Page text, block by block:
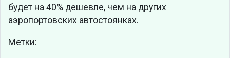
будет на 40% дешевле, чем на других
аэропортовских автостоянках.
Метки: